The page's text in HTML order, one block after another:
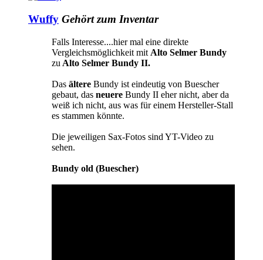
Wuffy Gehört zum Inventar
Falls Interesse....hier mal eine direkte
Vergleichsmöglichkeit mit Alto Selmer Bundy
zu Alto Selmer Bundy II.
Das ältere Bundy ist eindeutig von Buescher
gebaut, das neuere Bundy II eher nicht, aber da
weiß ich nicht, aus was für einem Hersteller-Stall
es stammen könnte.
Die jeweiligen Sax-Fotos sind YT-Video zu
sehen.
Bundy old (Buescher)